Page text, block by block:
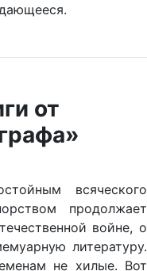
от
всяческого
продолжает
войне, о
литературу.
не хилые. Вот